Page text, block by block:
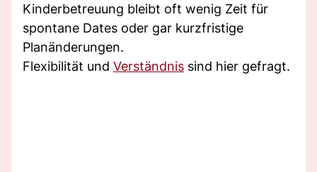
Kinderbetreuung bleibt oft wenig Zeit für
spontane Dates oder gar kurzfristige
Planänderungen.
Flexibilität und Verständnis sind hier gefragt.